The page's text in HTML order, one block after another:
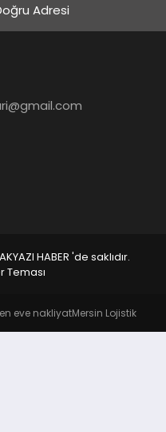
Adresi
HABER 'de saklıdır.
Teması
eve nakliyatMersin Lojistik